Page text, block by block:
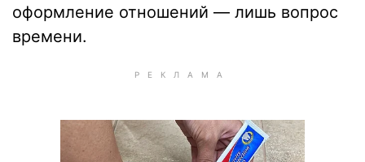
оформление отношений — лишь вопрос
времени.